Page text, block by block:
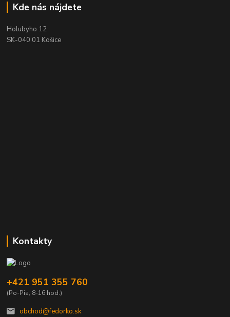
Kde nás nájdete
Holubyho 12
SK-040 01 Košice
Kontakty
+421 951 355 760
(Po-Pia, 8-16 hod.)
obchod@fedorko.sk